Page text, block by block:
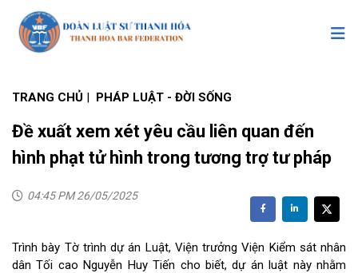
TRANG CHỦ | PHÁP LUẬT - ĐỜI SỐNG
Đề xuất xem xét yêu cầu liên quan đến
hình phạt tử hình trong tương trợ tư pháp
04:45 PM 26/05/2025
Trình bày Tờ trình dự án Luật, Viện trưởng Viện Kiểm sát nhân
dân Tối cao Nguyễn Huy Tiến cho biết, dự án luật này nhằm